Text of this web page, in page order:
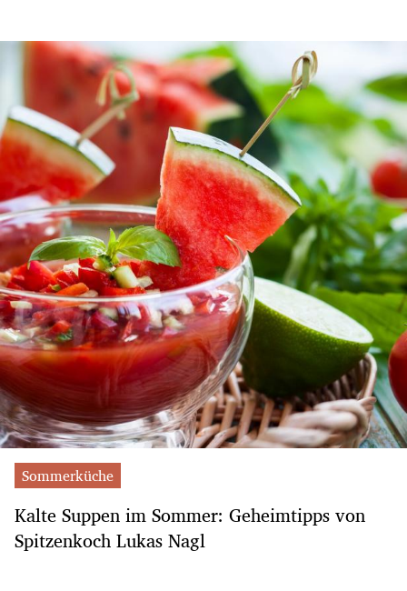
Sommerküche
Kalte Suppen im Sommer: Geheimtipps von
Spitzenkoch Lukas Nagl